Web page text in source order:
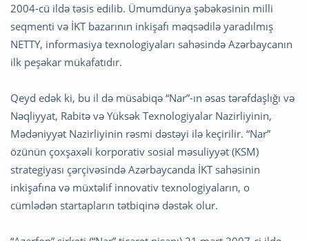
2004-cü ildə təsis edilib. Ümumdünya şəbəkəsinin milli
seqmenti və İKT bazarının inkişafı məqsədilə yaradılmış
NETTY, informasiya texnologiyaları sahəsində Azərbaycanın
ilk peşəkar mükafatıdır.
Qeyd edək ki, bu il də müsabiqə “Nar”-ın əsas tərəfdaşlığı və
Nəqliyyat, Rabitə və Yüksək Texnologiyalar Nazirliyinin,
Mədəniyyət Nazirliyinin rəsmi dəstəyi ilə keçirilir. “Nar”
özünün çoxşaxəli korporativ sosial məsuliyyət (KSM)
strategiyası çərçivəsində Azərbaycanda İKT sahəsinin
inkişafına və müxtəlif innovativ texnologiyaların, o
cümlədən startapların tətbiqinə dəstək olur.